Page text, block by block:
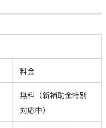
料金
無料（新補助金特別
対応中）